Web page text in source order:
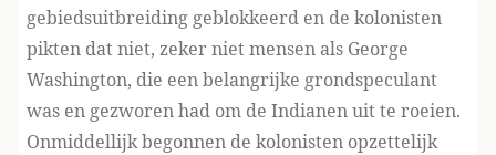
gebiedsuitbreiding geblokkeerd en de kolonisten
pikten dat niet, zeker niet mensen als George
Washington, die een belangrijke grondspeculant
was en gezworen had om de Indianen uit te roeien.
Onmiddellijk begonnen de kolonisten opzettelijk